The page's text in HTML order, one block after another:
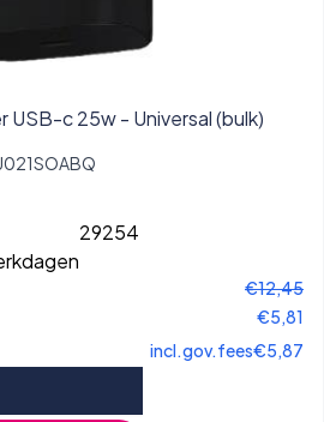
USB-c 25w - Universal (bulk)
29254
€12,45
€5,81
incl.gov.fees€5,87